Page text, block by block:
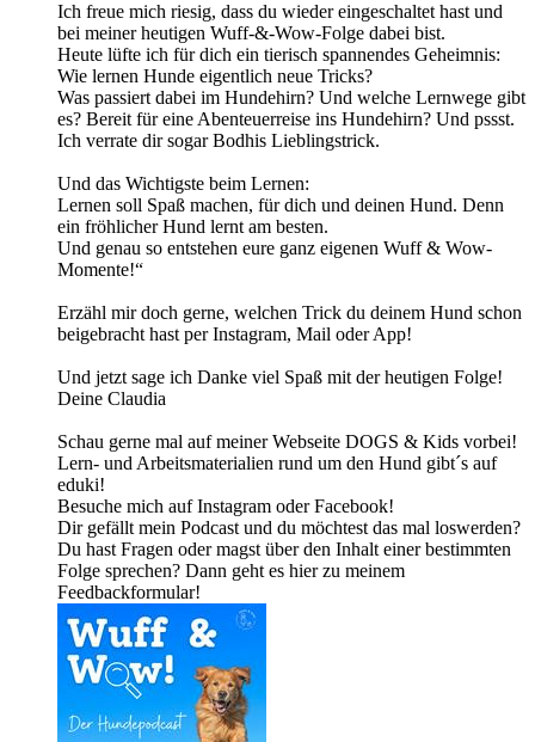
Ich freue mich riesig, dass du wieder eingeschaltet hast und
bei meiner heutigen Wuff-&-Wow-Folge dabei bist.
Heute lüfte ich für dich ein tierisch spannendes Geheimnis:
Wie lernen Hunde eigentlich neue Tricks?
Was passiert dabei im Hundehirn? Und welche Lernwege gibt
es? Bereit für eine Abenteuerreise ins Hundehirn? Und pssst.
Ich verrate dir sogar Bodhis Lieblingstrick.
Und das Wichtigste beim Lernen:
Lernen soll Spaß machen, für dich und deinen Hund. Denn
ein fröhlicher Hund lernt am besten.
Und genau so entstehen eure ganz eigenen Wuff & Wow-
Momente!“
Erzähl mir doch gerne, welchen Trick du deinem Hund schon
beigebracht hast per Instagram, Mail oder App!
Und jetzt sage ich Danke viel Spaß mit der heutigen Folge!
Deine Claudia
Schau gerne mal auf meiner Webseite DOGS & Kids vorbei!
Lern- und Arbeitsmaterialien rund um den Hund gibt´s auf
eduki!
Besuche mich auf Instagram oder Facebook!
Dir gefällt mein Podcast und du möchtest das mal loswerden?
Du hast Fragen oder magst über den Inhalt einer bestimmten
Folge sprechen? Dann geht es hier zu meinem
Feedbackformular!